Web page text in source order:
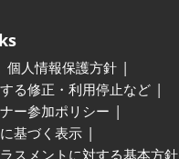
個人情報保護方針
る修正・利用停止など
ー参加ポリシー
基づく表示
スメントに対する基本方針